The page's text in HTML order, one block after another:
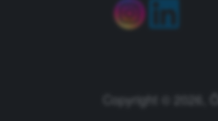
Copyright © 2026,